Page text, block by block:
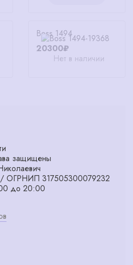
Boss 1494
20300₽
Нет в наличии
защищены
ОГРНИП 317505300079232
до 20:00